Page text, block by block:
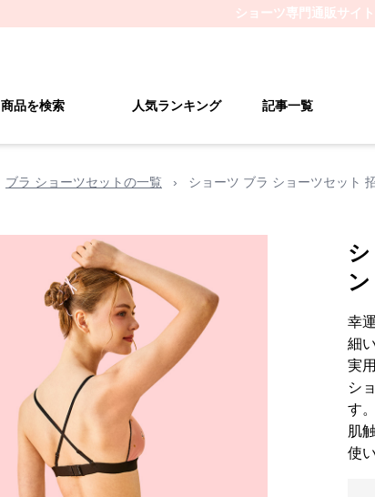
ショーツ専門通販サイト
商品を検索 人気ランキング 記事一覧
ブラ ショーツセットの一覧 › ショーツ ブラ ショーツセット
幸
細
実
シ
す。
肌
使